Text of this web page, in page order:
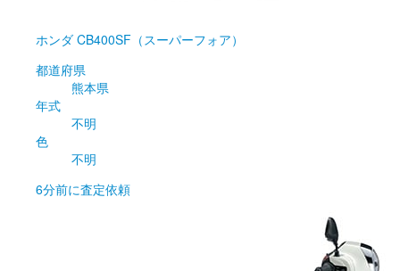
ホンダ CB400SF（スーパーフォア）
都道府県
熊本県
年式
不明
色
不明
6分前に査定依頼